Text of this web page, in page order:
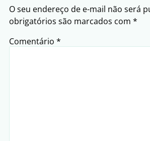
O seu endereço de e-mail não será
obrigatórios são marcados com *
Comentário *